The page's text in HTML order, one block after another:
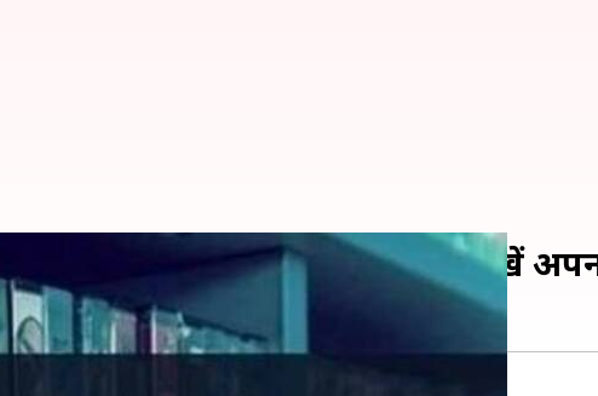
जारी हुआ रिजल्ट, यहां से जाने कैसे देखें